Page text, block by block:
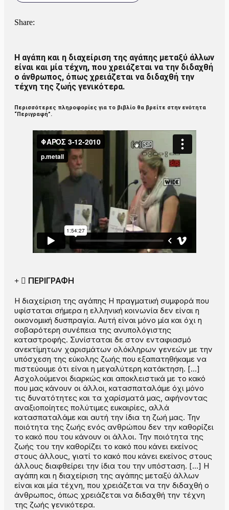
Share:
Η αγάπη και η διαχείριση της αγάπης μεταξύ άλλων
είναι και μία τέχνη, που χρειάζεται να την διδαχθή
ο άνθρωπος, όπως χρειάζεται να διδαχθή την
τέχνη της ζωής γενικότερα.
Περισσότερες πληροφορίες για το βιβλίο θα βρείτε στην ενότητα
“Περιγραφή”.
ΠΕΡΙΓΡΑΦΗ
Η διαχείριση της αγάπης Η πραγματική συμφορά που
υφίσταται σήμερα η ελληνική κοινωνία δεν είναι η
οικονομική δυσπραγία. Αυτή είναι μόνο μία και όχι η
σοβαρότερη συνέπεια της ανυπολόγιστης
καταστροφής. Συνίσταται δε στον ενταφιασμό
ανεκτίμητων χαρισμάτων ολόκληρων γενεών με την
υπόσχεση της εύκολης ζωής που εξαπατηθήκαμε να
πιστεύουμε ότι είναι η μεγαλύτερη κατάκτηση. […]
Ασχολούμενοι διαρκώς και αποκλειστικά με το κακό
που μας κάνουν οι άλλοι, κατασπαταλάμε όχι μόνο
τις δυνατότητες και τα χαρίσματά μας, αφήνοντας
αναξιοποίητες πολύτιμες ευκαιρίες, αλλά
κατασπαταλάμε και αυτή την ίδια τη ζωή μας. Την
ποιότητα της ζωής ενός ανθρώπου δεν την καθορίζει
το κακό που του κάνουν οι άλλοι. Την ποιότητα της
ζωής του την καθορίζει το κακό που κάνει εκείνος
στους άλλους, γιατί το κακό που κάνει εκείνος στους
άλλους διαφθείρει την ίδια του την υπόσταση. […] Η
αγάπη και η διαχείριση της αγάπης μεταξύ άλλων
είναι και μία τέχνη, που χρειάζεται να την διδαχθή ο
άνθρωπος, όπως χρειάζεται να διδαχθή την τέχνη
της ζωής γενικότερα.